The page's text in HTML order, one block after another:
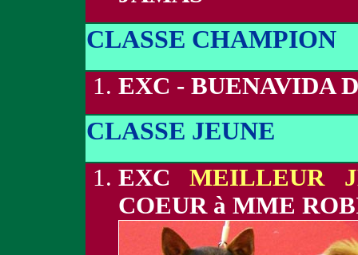
CLASSE CHAMPION
EXC - BUENAVIDA
CLASSE JEUNE
EXCMEILLEUR
COEUR à MME